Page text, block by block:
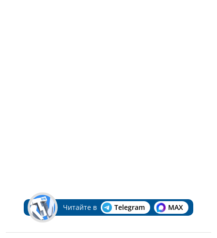
Читайте в Telegram MAX